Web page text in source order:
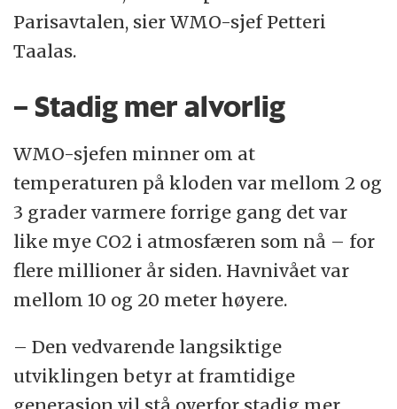
Parisavtalen, sier WMO-sjef Petteri
Taalas.
– Stadig mer alvorlig
WMO-sjefen minner om at
temperaturen på kloden var mellom 2 og
3 grader varmere forrige gang det var
like mye CO2 i atmosfæren som nå – for
flere millioner år siden. Havnivået var
mellom 10 og 20 meter høyere.
– Den vedvarende langsiktige
utviklingen betyr at framtidige